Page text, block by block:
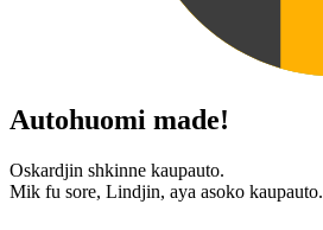
Autohuomi made!
Oskardjin shkinne kaupauto.
Mik fu sore, Lindjin, aya asoko kaupauto.